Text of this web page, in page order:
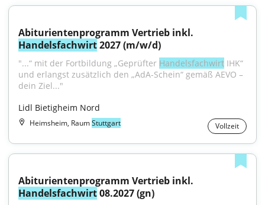
Handelsfachwirt 2027 (m/w/d)
"...“ mit der Fortbildung „Geprüfter Handelsfachwirt IHK“
und erlangst zusätzlich den „AdA-Schein“ gemäß AEVO –
dein Ziel..."
Lidl Bietigheim Nord
Heimsheim, RaumStuttgart Vollzeit
Handelsfachwirt 08.2027 (gn)